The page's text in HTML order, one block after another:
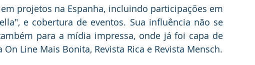
projetos na Espanha, incluindo participações em
e cobertura de eventos. Sua influência não se
para a mídia impressa, onde já foi capa de
Line Mais Bonita, Revista Rica e Revista Mensch.